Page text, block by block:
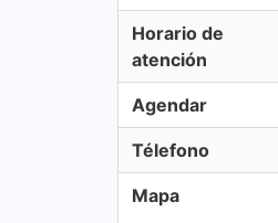
Horario de
atención
Agendar
Télefono
Mapa